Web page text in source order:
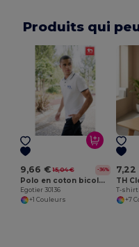
Produits qui
9,66 € 15,04 € -36%
Polo en coton bicolore pour homme. Couleur blanche
Egotier 30136
+1 Couleurs
7,22
TH
T-shirt
+7